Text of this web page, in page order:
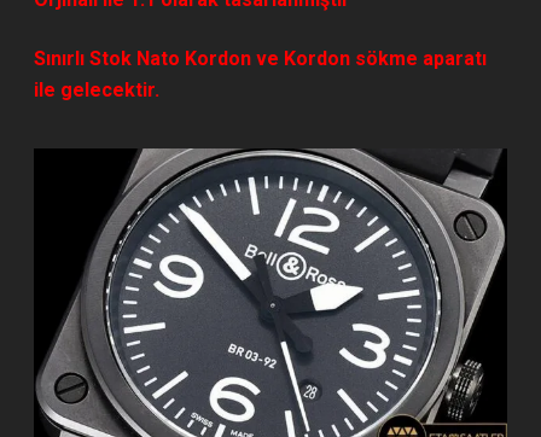
Sınırlı Stok Nato Kordon ve Kordon sökme aparatı
ile gelecektir.